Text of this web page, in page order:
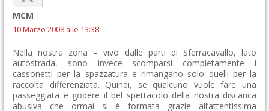
MCM
10 Marzo 2008 alle 13:38
Nella nostra zona – vivo dalle parti di Sferracavallo, lato
autostrada, sono invece scomparsi completamente i
cassonetti per la spazzatura e rimangano solo quelli per la
raccolta differenziata. Quindi, se qualcuno vuole fare una
passeggiata e godere il bel spettacolo della nostra discarica
abusiva che ormai si è formata grazie all’attentissima